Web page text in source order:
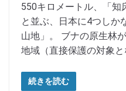
550キロメートル、「知
と並ぶ、日本に4つしか
山地」。 ブナの原生林
地域（直接保護の対象
続きを読む